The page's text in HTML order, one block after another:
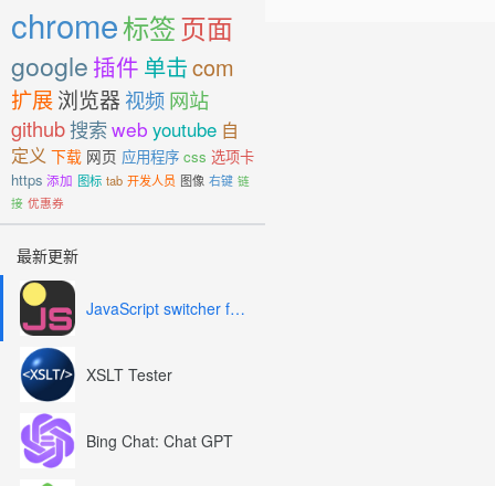
chrome标签页面
google 插件 单击com
扩展浏览器 视频网站
github搜索web youtube 自
定义 下载 网页 应用程序 css 选项卡
https 添加 图标 tab 开发人员 图像 右键 链
接 优惠券
最新更新
JavaScript switcher for SEO and development
XSLT Tester
Bing Chat: Chat GPT